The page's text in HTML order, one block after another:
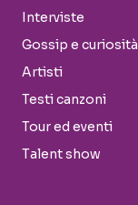
Interviste
Gossip e curiosità
Artisti
Testi canzoni
Tour ed eventi
Talent show